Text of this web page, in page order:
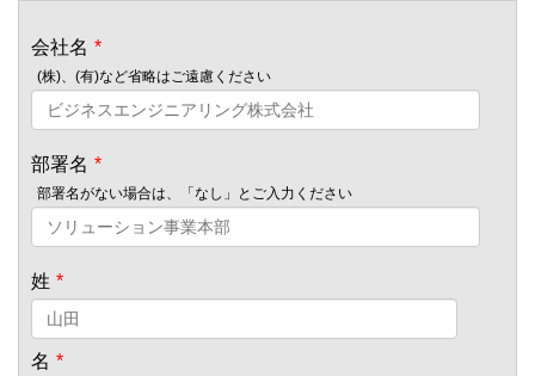
会社名 *
(株)、(有)など省略はご遠慮ください
部署名 *
部署名がない場合は、「なし」とご入力ください
姓 *
名 *